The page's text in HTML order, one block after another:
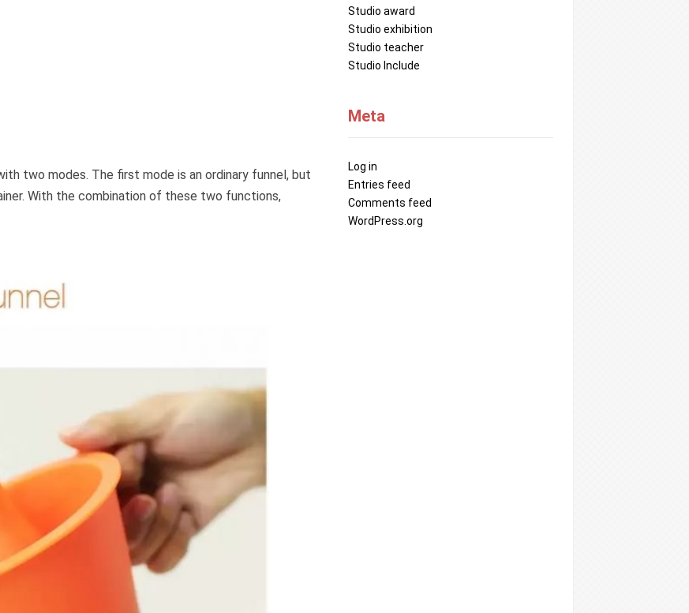
two modes. The first mode is an ordinary funnel, but
With the combination of these two functions,
Studio award
Studio exhibition
Studio teacher
Studio Include
Meta
Log in
Entries feed
Comments feed
WordPress.org